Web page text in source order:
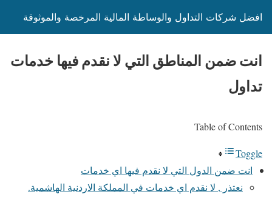
افضل شركات التداول والوساطة المالية المرخصة والموثوقة
انت ضمن المناطق التي لا نقدم فيها خدمات
تداول
Table of Contents
Toggle
انت ضمن الدول التي لا نقدم فيها اي خدمات
نعتذر , لا نقدم اي خدمات في المملكة الاردنية الهاشمية.